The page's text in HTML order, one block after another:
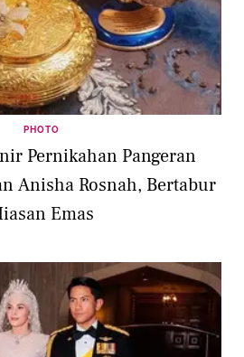
PHOTO
Pernikahan Pangeran
Anisha Rosnah, Bertabur
Emas